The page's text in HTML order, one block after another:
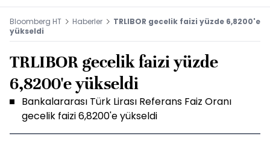
Bloomberg HT Haberler
TRLIBOR gecelik faizi yüzde 6,8200'e
yükseldi
TRLIBOR gecelik faizi yüzde
6,8200'e yükseldi
Bankalararası Türk Lirası Referans Faiz Oranı
gecelik faizi 6,8200'e yükseldi